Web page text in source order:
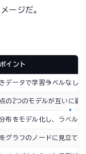
ージだ。
イント
データで学習→ラベルなし
の2つのモデルが互いに疑
布をモデル化し、ラベル
グラフのノードに見立て